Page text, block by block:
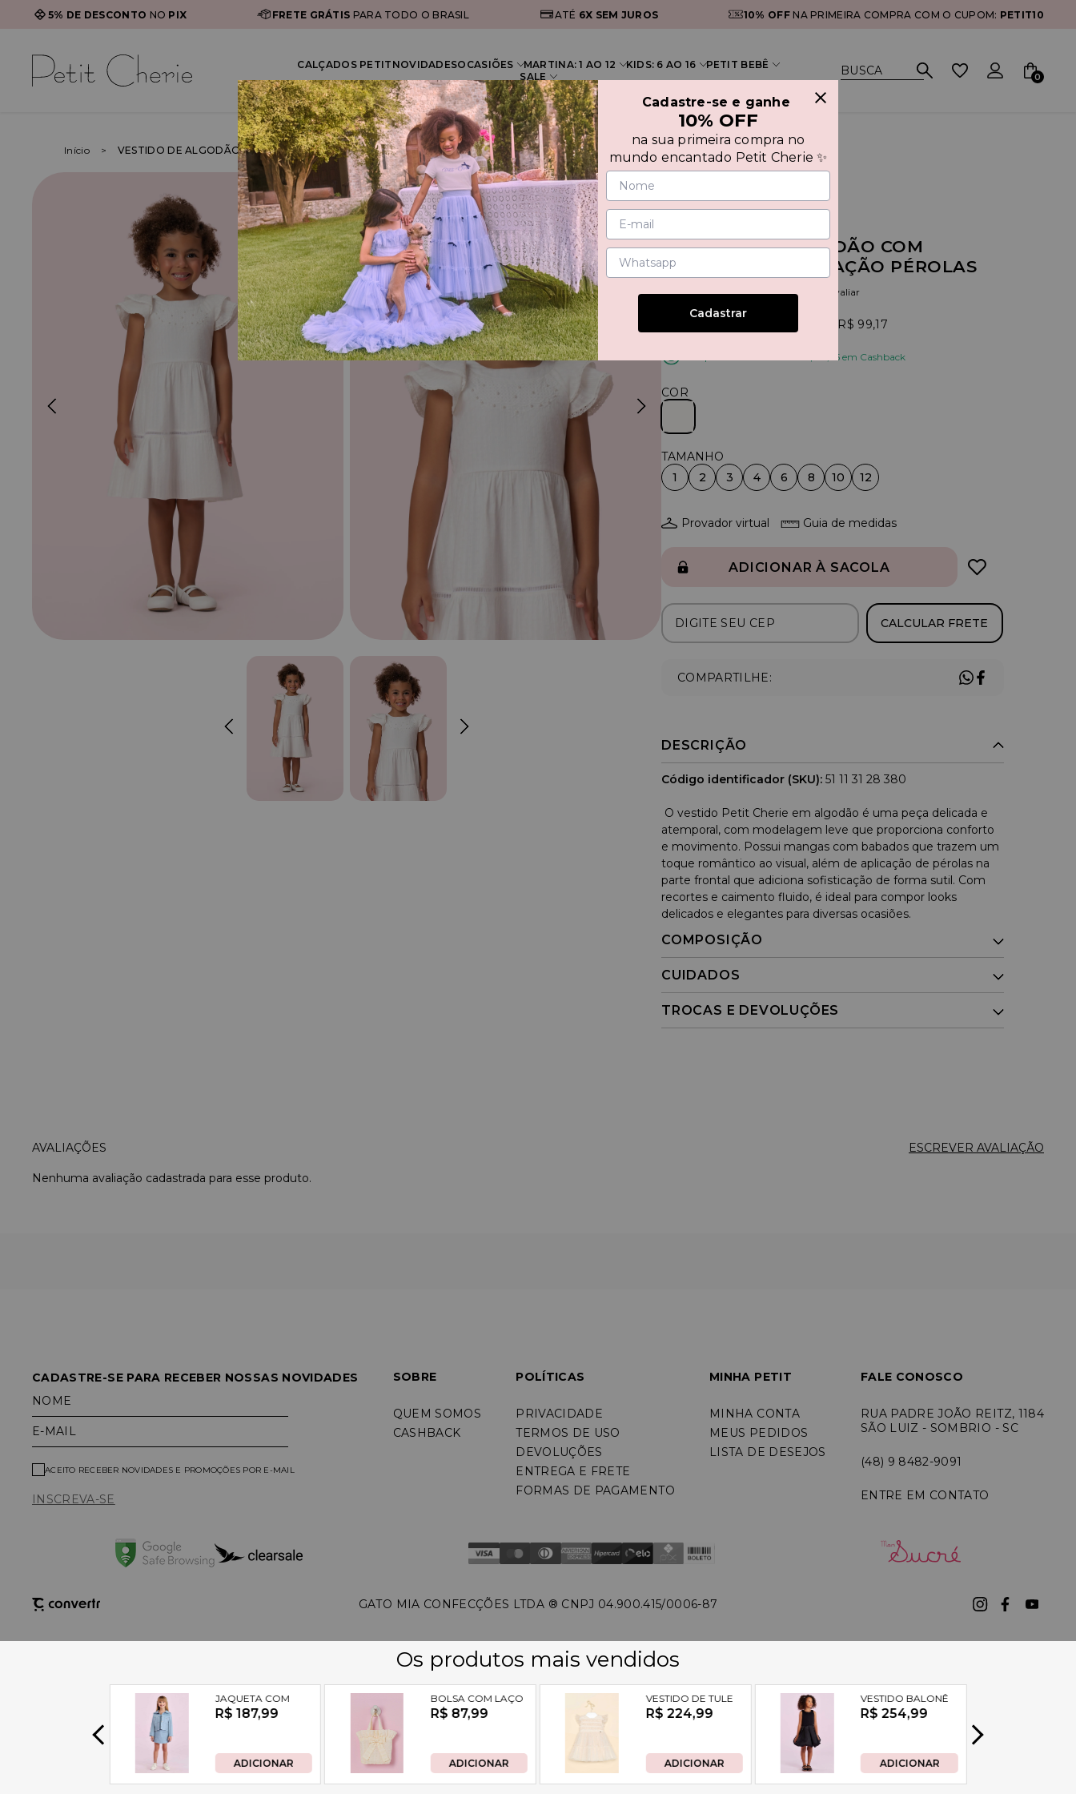
5% DE DESCONTO NO PIX FRETE GRÁTIS PARA TODO O BRASIL ATÉ 6X SEM JUROS 10% OFFNA PRIMEIRA COMPRA COM O CUPOM: PETIT10
CALÇADOS PETIT NOVIDADESOCASIÕES MARTINA: 1 AO 12 KIDS: 6 AO 16
PETIT BEBÊ
SALE
0
Início VESTIDO DE ALGODÃO COM BABADOS E APLICAÇÃO PÉROLAS
VESTIDO DE ALGODÃO COM
BABADOS E APLICAÇÃO PÉROLAS
(0) Seja o primeiro a avaliar
R$ 595,00 R$ 99,17
Compre e receba de volta R$ 29,75 em Cashback
COR
1 2 3 4 6 8 10 12
Provador virtual Guia de medidas
ADICIONAR À SACOLA
CALCULAR FRETE
COMPARTILHE:
DESCRIÇÃO
Código identificador (SKU): 51 11 31 28 380
O vestido Petit Cherie em algodão é uma peça delicada e
atemporal, com modelagem leve que proporciona conforto
e movimento. Possui mangas com babados que trazem um
toque romântico ao visual, além de aplicação de pérolas na
parte frontal que adiciona sofisticação de forma sutil. Com
recortes e caimento fluido, é ideal para compor looks
delicados e elegantes para diversas ocasiões.
COMPOSIÇÃO
CUIDADOS
TROCAS E DEVOLUÇÕES
ESCREVER AVALIAÇÃO
Nenhuma avaliação cadastrada para esse produto.
CADASTRE-SE PARA RECEBER NOSSAS NOVIDADES
NOME
E-MAIL
INSCREVA-SE
ACEITO RECEBER NOVIDADES E PROMOÇÕES POR E-MAIL
SOBRE
QUEM SOMOS
CASHBACK
POLÍTICAS
PRIVACIDADE
TERMOS DE USO
DEVOLUÇÕES
ENTREGA E FRETE
FORMAS DE PAGAMENTO
MINHA PETIT
MINHA CONTA
MEUS PEDIDOS
LISTA DE DESEJOS
FALE CONOSCO
RUA PADRE JOÃO REITZ, 1184
SÃO LUIZ - SOMBRIO - SC
(48) 9 8482-9091
ENTRE EM CONTATO
GATO MIA CONFECÇÕES LTDA ®️ CNPJ 04.900.415/0006-87
Cadastre-se e ganhe
10% OFF
na sua primeira compra no
mundo encantado Petit Cherie ✨
Cadastrar